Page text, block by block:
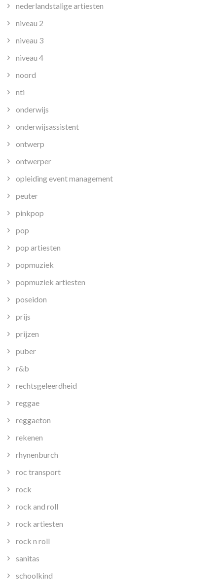
nederlandstalige artiesten
niveau 2
niveau 3
niveau 4
noord
nti
onderwijs
onderwijsassistent
ontwerp
ontwerper
opleiding event management
peuter
pinkpop
pop
pop artiesten
popmuziek
popmuziek artiesten
poseidon
prijs
prijzen
puber
r&b
rechtsgeleerdheid
reggae
reggaeton
rekenen
rhynenburch
roc transport
rock
rock and roll
rock artiesten
rock n roll
sanitas
schoolkind